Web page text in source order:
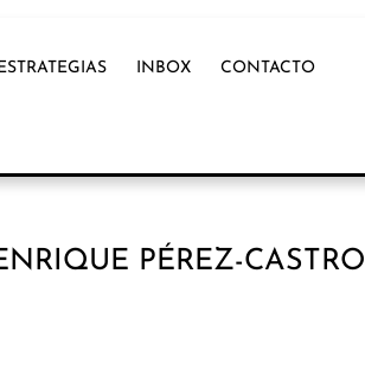
INBOX CONTACTO
PÉREZ-CASTRO